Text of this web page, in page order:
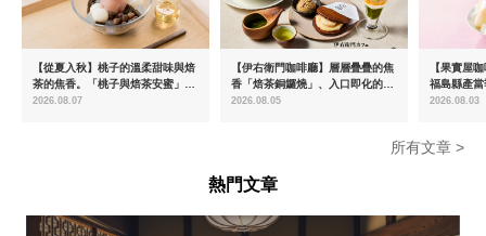
【從夏入秋】桃子的溫柔甜味與焙
茶的焦香。「桃子與焙茶安蜜」將
於8月中旬起限時販售
2026.08.07
【伊右衛門咖啡廳】層層疊疊的焦
香「焙茶銅鑼燒」、入口即化的
「宇治抹茶提拉米蘇」全新登場
2026.08.05
【果實屋
福島縣產
2026.08.03
所有文章 >
熱門文章